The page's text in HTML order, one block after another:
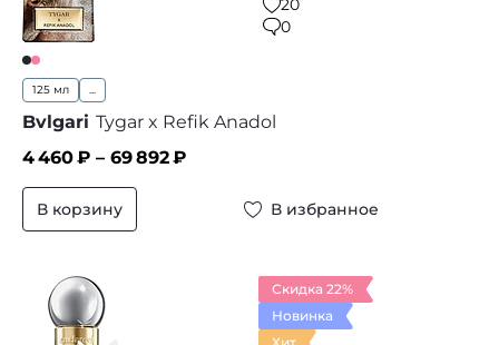
20
0
125 мл ...
Bvlgari Tygar x Refik Anadol
4 460₽ – 69 892₽
В корзину В избранное
Скидка 22%
Новинка